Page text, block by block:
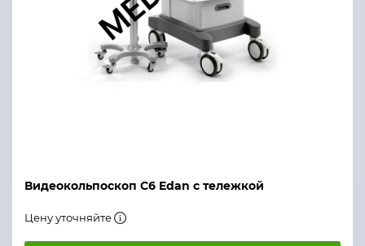
Видеокольпоскоп С6 Edan с тележкой
Цену уточняйте